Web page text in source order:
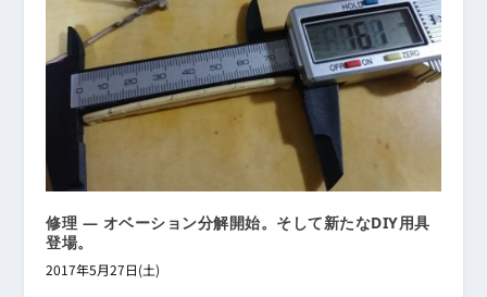
修理 ― オベーション分解開始。そして新たなDIY用具
登場。
2017年5月27日(土)